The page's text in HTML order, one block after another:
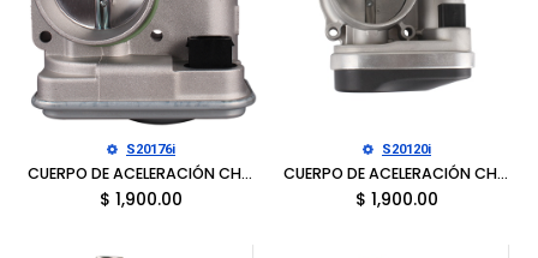
S20176i
CUERPO DE ACELERACIÓN CHRYSLER 200 2011-2014, SEBRING 2007-2010, DODGE AVENGER 2008-2014, CALIBER 2007-2012, JOURNEY 2009-2018, JEEP COMPASS 2007-2017, PATRIOT 2007-2017
$ 1,900.00
S20120i
CUERPO DE ACELERACIÓN CHRYSLER 300 2005-2010, PACIFICA 2007-2008, SEBRING 2007-2010, TOWN & COUNTRY 2008-2010, DODGE AVENGER 2008-2010, CHARGER 2006-2010, GRAND CARAVAN 2008-2010
$ 1,900.00